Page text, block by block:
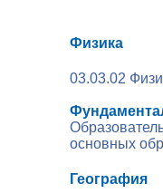
Физика
03.03.02
основных
География